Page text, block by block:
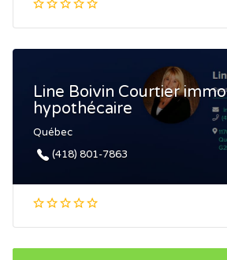
Line Boivin Courtier
hypothécaire
Québec
(418) 801-7863